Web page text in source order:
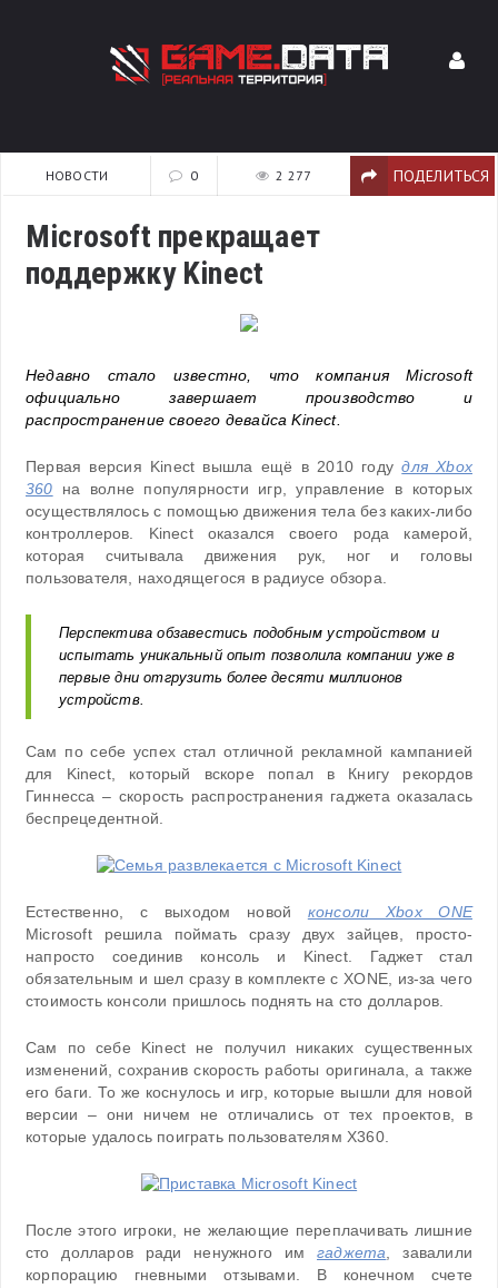
НОВОСТИ 0 2 277 ПОДЕЛИТЬСЯ
Microsoft прекращает
поддержку Kinect
Недавно стало известно, что компания Microsoft
официально завершает производство и
распространение своего девайса Kinect.
Первая версия Kinect вышла ещё в 2010 годудля Xbox
360 на волне популярности игр, управление в которых
осуществлялось с помощью движения тела без каких-либо
контроллеров. Kinect оказался своего рода камерой,
которая считывала движения рук, ног и головы
пользователя, находящегося в радиусе обзора.
Перспектива обзавестись подобным устройством и
испытать уникальный опыт позволила компании уже в
первые дни отгрузить более десяти миллионов
устройств.
Сам по себе успех стал отличной рекламной кампанией
для Kinect, который вскоре попал в Книгу рекордов
Гиннесса – скорость распространения гаджета оказалась
беспрецедентной.
Естественно, с выходом новой консоли Xbox ONE
Microsoft решила поймать сразу двух зайцев, просто-
напросто соединив консоль и Kinect. Гаджет стал
обязательным и шел сразу в комплекте с XONE, из-за чего
стоимость консоли пришлось поднять на сто долларов.
Сам по себе Kinect не получил никаких существенных
изменений, сохранив скорость работы оригинала, а также
его баги. То же коснулось и игр, которые вышли для новой
версии – они ничем не отличались от тех проектов, в
которые удалось поиграть пользователям X360.
После этого игроки, не желающие переплачивать лишние
сто долларов ради ненужного им гаджета, завалили
корпорацию гневными отзывами. В конечном счете